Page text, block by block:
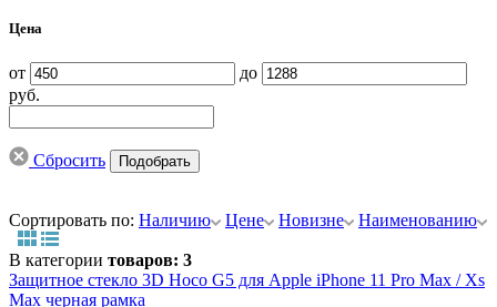
Цена
от
до
руб.
Сбросить
Сортировать по: Наличию Цене Новизне Наименованию
В категории товаров: 3
Защитное стекло 3D Hoco G5 для Apple iPhone 11 Pro Max / Xs
Max черная рамка